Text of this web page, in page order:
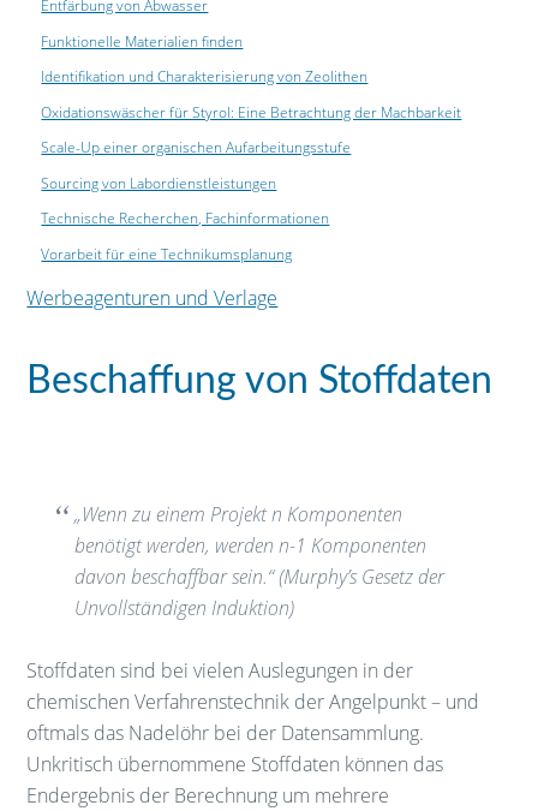
Entfärbung von Abwasser
Funktionelle Materialien finden
Identifikation und Charakterisierung von Zeolithen
Oxidationswäscher für Styrol: Eine Betrachtung der Machbarkeit
Scale-Up einer organischen Aufarbeitungsstufe
Sourcing von Labordienstleistungen
Technische Recherchen, Fachinformationen
Vorarbeit für eine Technikumsplanung
Werbeagenturen und Verlage
Beschaffung von Stoffdaten
„Wenn zu einem Projekt n Komponenten
benötigt werden, werden n-1 Komponenten
davon beschaffbar sein.“ (Murphy’s Gesetz der
Unvollständigen Induktion)
Stoffdaten sind bei vielen Auslegungen in der
chemischen Verfahrenstechnik der Angelpunkt – und
oftmals das Nadelöhr bei der Datensammlung.
Unkritisch übernommene Stoffdaten können das
Endergebnis der Berechnung um mehrere